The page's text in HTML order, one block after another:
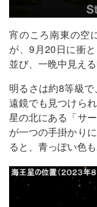
宵のころ南東の空
が、9月20日に衝
並び、一晩中見える
明るさは約8等級
遠鏡でも見つけら
星の北にある「サ
が一つの手掛かり
ると、青っぽい色